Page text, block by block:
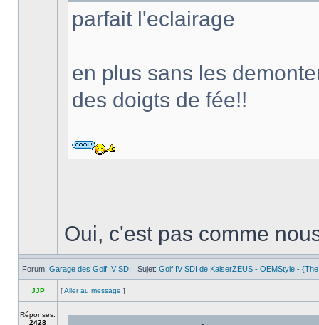
parfait l'eclairage
en plus sans les
des doigts de fée!!
Oui, c'est pas comme
Forum: Garage des Golf IV SDI Sujet: Golf IV SDI de KaiserZEUS - OEMStyle -
JJP [Aller au message ]
Réponses:
2428